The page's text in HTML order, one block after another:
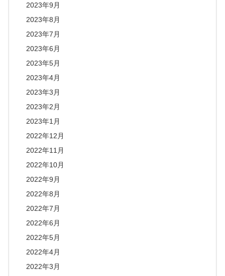
2023年9月
2023年8月
2023年7月
2023年6月
2023年5月
2023年4月
2023年3月
2023年2月
2023年1月
2022年12月
2022年11月
2022年10月
2022年9月
2022年8月
2022年7月
2022年6月
2022年5月
2022年4月
2022年3月